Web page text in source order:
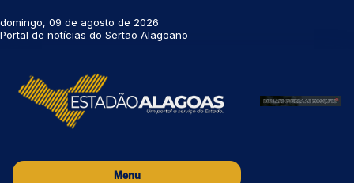
domingo, 09 de agosto de 2026
Portal de notícias do Sertão Alagoano
Menu